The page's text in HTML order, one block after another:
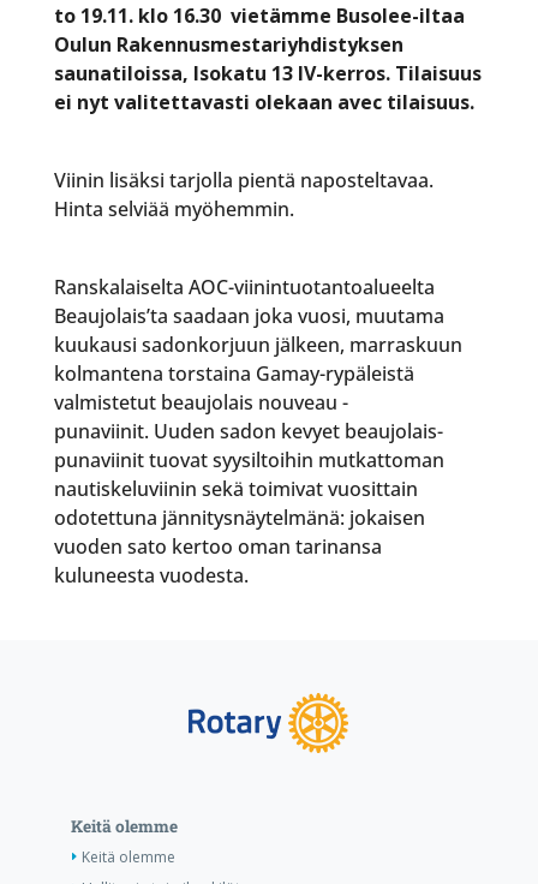
to 19.11. klo 16.30 vietämme Busolee-iltaa
Oulun Rakennusmestariyhdistyksen
saunatiloissa, Isokatu 13 IV-kerros. Tilaisuus
ei nyt valitettavasti olekaan avec tilaisuus.
Viinin lisäksi tarjolla pientä naposteltavaa.
Hinta selviää myöhemmin.
Ranskalaiselta AOC-viinintuotantoalueelta
Beaujolais’ta saadaan joka vuosi, muutama
kuukausi sadonkorjuun jälkeen, marraskuun
kolmantena torstaina Gamay-rypäleistä
valmistetut beaujolais nouveau -
punaviinit. Uuden sadon kevyet beaujolais-
punaviinit tuovat syysiltoihin mutkattoman
nautiskeluviinin sekä toimivat vuosittain
odotettuna jännitysnäytelmänä: jokaisen
vuoden sato kertoo oman tarinansa
kuluneesta vuodesta.
Keitä olemme
Keitä olemme